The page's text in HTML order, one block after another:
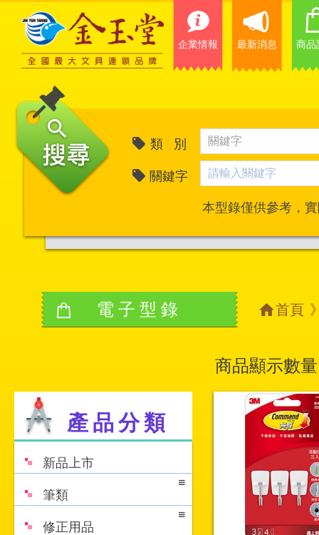
企業情報 最新消息 商品
類 別
關鍵字
本型錄僅供參考，
電子型錄 首頁
產品分類
新品上市
筆類
修正用品
商品顯示數量